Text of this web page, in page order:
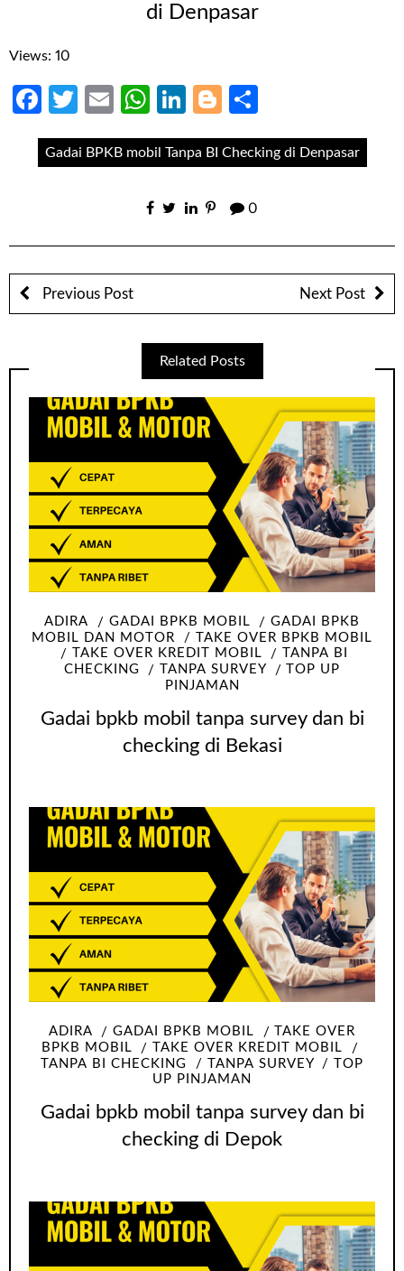
di Denpasar
Views: 10
Facebook
Twitter
EmailWhatsApp
LinkedIn
Blogger
Gadai BPKB mobil Tanpa BI Checking di Denpasar
0
Previous Post Next Post
Related Posts
ADIRA GADAI BPKB MOBIL
GADAI BPKB
MOBIL DAN MOTOR
TAKE OVER BPKB MOBIL
TAKE OVER KREDIT MOBIL
TANPA BI
CHECKING
TANPA SURVEY
TOP UP
PINJAMAN
Gadai bpkb mobil tanpa survey dan bi
checking di Bekasi
ADIRA GADAI BPKB MOBIL
TAKE OVER
BPKB MOBIL
TAKE OVER KREDIT MOBIL
TANPA BI CHECKING
TANPA SURVEY
TOP
UP PINJAMAN
Gadai bpkb mobil tanpa survey dan bi
checking di Depok